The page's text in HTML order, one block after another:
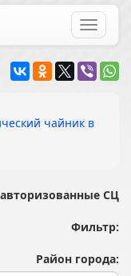
чайник в
СЦ
Фильтр:
Район города: